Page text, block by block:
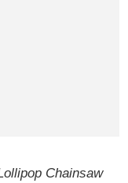
Chainsaw